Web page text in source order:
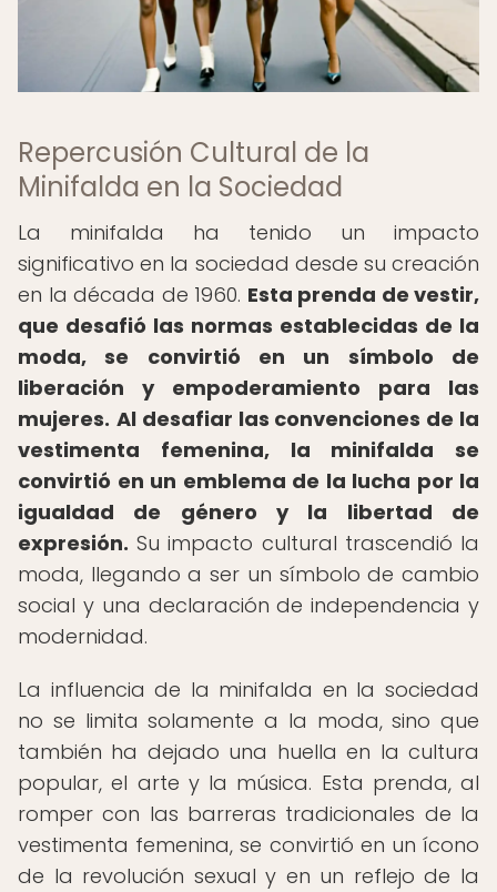
Repercusión Cultural de la
Minifalda en la Sociedad
La minifalda ha tenido un impacto
significativo en la sociedad desde su creación
en la década de 1960. Esta prenda de vestir,
que desafió las normas establecidas de la
moda, se convirtió en un símbolo de
liberación y empoderamiento para las
mujeres. Al desafiar las convenciones de la
vestimenta femenina, la minifalda se
convirtió en un emblema de la lucha por la
igualdad de género y la libertad de
expresión. Su impacto cultural trascendió la
moda, llegando a ser un símbolo de cambio
social y una declaración de independencia y
modernidad.
La influencia de la minifalda en la sociedad
no se limita solamente a la moda, sino que
también ha dejado una huella en la cultura
popular, el arte y la música. Esta prenda, al
romper con las barreras tradicionales de la
vestimenta femenina, se convirtió en un ícono
de la revolución sexual y en un reflejo de la